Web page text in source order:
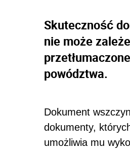
Skuteczność
nie może
powództwa.
Dokument
dokumenty,
umożliwia mu